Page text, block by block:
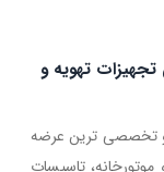
تهویه و
به‌عنوان اولین و تخصصی ترین عرضه
تاسیسات